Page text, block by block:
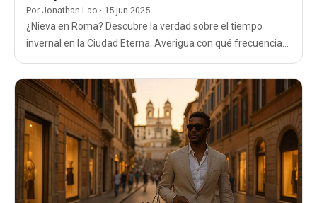
Por Jonathan Lao · 15 jun 2025
¿Nieva en Roma? Descubre la verdad sobre el tiempo
invernal en la Ciudad Eterna. Averigua con qué frecuencia
nieva, qué llevar para tu visita y mira fotos históricas.